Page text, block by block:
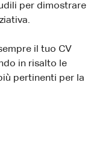
per dimostrare
il tuo CV
in risalto le
pertinenti per la